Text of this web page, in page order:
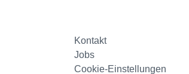
Kontakt
Jobs
Cookie-Einstellungen